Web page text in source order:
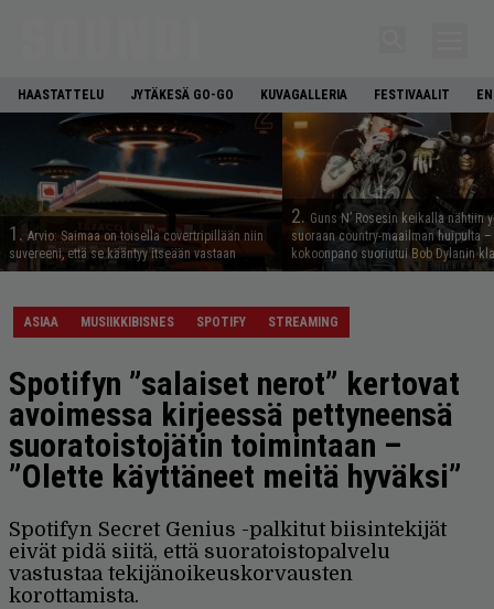
HAASTATTELU JYTÄKESÄ GO-GO KUVAGALLERIA FESTIVAALIT
1. Arvio: Saimaa on toisella covertripillään niin
suvereeni, että se kääntyy itseään vastaan
2. Guns N’ Rosesin keikalla nähtiin
suoraan country-maailman huipulta
kokoonpano suoriutui Bob Dylanin
ASIAA MUSIIKKIBISNES SPOTIFY STREAMING
Spotifyn ”salaiset nerot” kertovat
avoimessa kirjeessä pettyneensä
suoratoistojätin toimintaan –
”Olette käyttäneet meitä hyväksi”
Spotifyn Secret Genius -palkitut biisintekijät
eivät pidä siitä, että suoratoistopalvelu
vastustaa tekijänoikeuskorvausten
korottamista.